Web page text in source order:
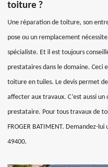
toiture ?
Une réparation de toiture, son
pose ou un remplacement
spécialiste. Et il est toujours
prestataires dans le domaine. Ceci
toiture en tuiles. Le devis permet
affecter aux travaux. C’est aussi
prestataire. Pour tous travaux de
FROGER BATIMENT. Demandez-
49400.